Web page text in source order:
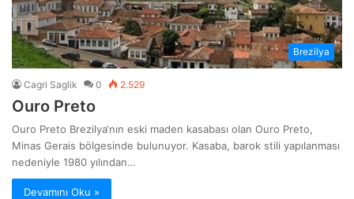
Brezilya
Cagri Saglik 0 2.529
Ouro Preto
Ouro Preto Brezilya‘nın eski maden kasabası olan Ouro Preto,
Minas Gerais bölgesinde bulunuyor. Kasaba, barok stili yapılanması
nedeniyle 1980 yılından…
Devamını Oku »